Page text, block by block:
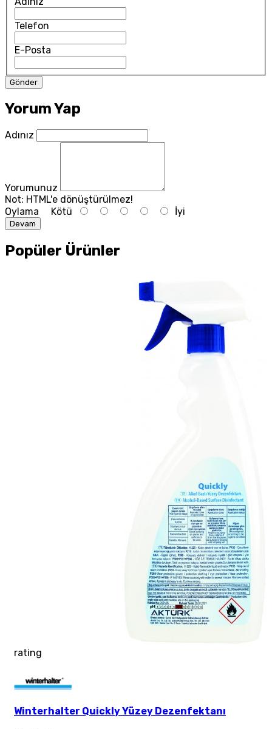
Telefon
E-Posta
Yorum Yap
Adınız
Yorumunuz
Not: HTML'e dönüştürülmez!
Oylama Kötü İyi
Devam
Popüler Ürünler
rating
Winterhalter Quickly Yüzey Dezenfektanı